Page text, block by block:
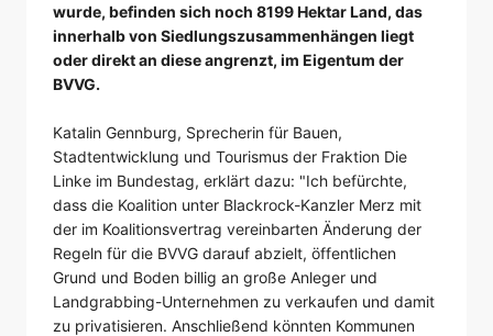
wurde, befinden sich noch 8199 Hektar Land, das
innerhalb von Siedlungszusammenhängen liegt
oder direkt an diese angrenzt, im Eigentum der
BVVG.
Katalin Gennburg, Sprecherin für Bauen,
Stadtentwicklung und Tourismus der Fraktion Die
Linke im Bundestag, erklärt dazu: "Ich befürchte,
dass die Koalition unter Blackrock-Kanzler Merz mit
der im Koalitionsvertrag vereinbarten Änderung der
Regeln für die BVVG darauf abzielt, öffentlichen
Grund und Boden billig an große Anleger und
Landgrabbing-Unternehmen zu verkaufen und damit
zu privatisieren. Anschließend könnten Kommunen